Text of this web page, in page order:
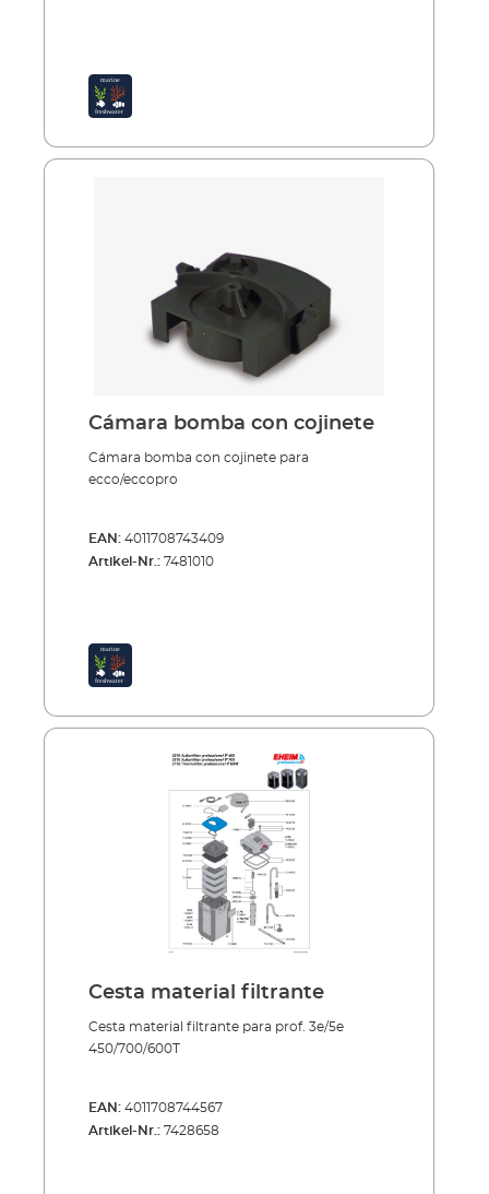
Cámara bomba con cojinete
Cámara bomba con cojinete para
ecco/eccopro
EAN: 4011708743409
Artikel-Nr.: 7481010
Cesta material filtrante
Cesta material filtrante para prof. 3e/5e
450/700/600T
EAN: 4011708744567
Artikel-Nr.: 7428658